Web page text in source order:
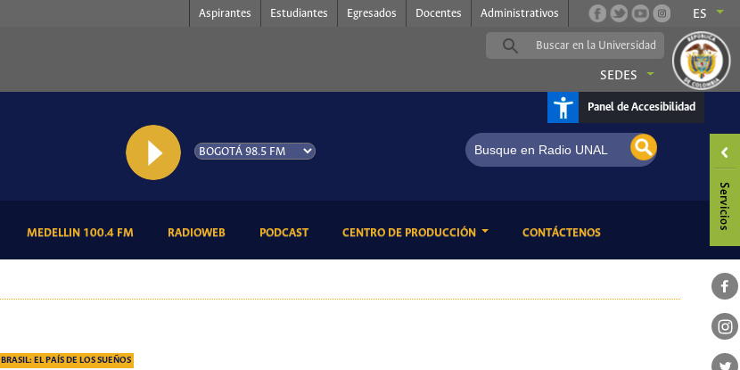
Aspirantes Estudiantes Egresados Docentes Administrativos ES
SEDES
Panel de Accesibilidad
MEDELLIN 100.4 FM(CURRENT)RADIOWEB(CURRENT)PODCAST(CURRENT)CENTRO DE PRODUCCIÓN CONTÁCTENOS(CURRENT)
BRASIL: EL PAÍS DE LOS SUEÑOS